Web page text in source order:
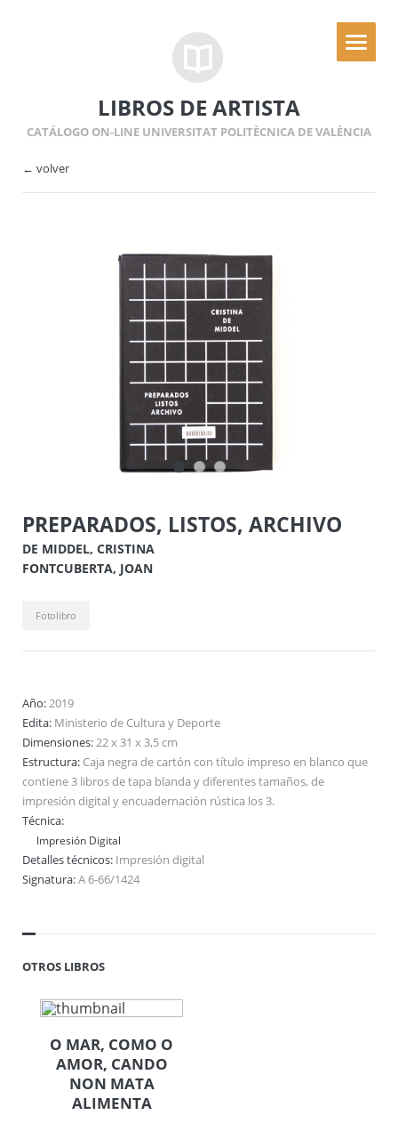
LIBROS DE ARTISTA
CATÁLOGO ON-LINE UNIVERSITAT POLITÈCNICA DE VALÈNCIA
← volver
PREPARADOS, LISTOS, ARCHIVO
DE MIDDEL, CRISTINA
FONTCUBERTA, JOAN
Fotolibro
Año:2019
Edita: Ministerio de Cultura y Deporte
Dimensiones:22 x 31 x 3,5 cm
Estructura: Caja negra de cartón con título impreso en blanco que
contiene 3 libros de tapa blanda y diferentes tamaños, de
impresión digital y encuadernación rústica los 3.
Técnica:
Impresión Digital
Detalles técnicos: Impresión digital
Signatura:A 6-66/1424
OTROS LIBROS
O MAR, COMO O
AMOR, CANDO
NON MATA
ALIMENTA